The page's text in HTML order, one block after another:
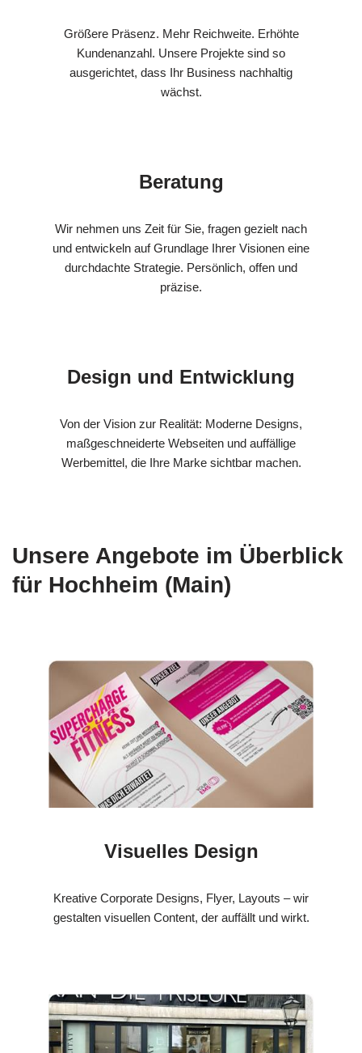
Größere Präsenz. Mehr Reichweite. Erhöhte
Kundenanzahl. Unsere Projekte sind so
ausgerichtet, dass Ihr Business nachhaltig
wächst.
Beratung
Wir nehmen uns Zeit für Sie, fragen gezielt nach
und entwickeln auf Grundlage Ihrer Visionen eine
durchdachte Strategie. Persönlich, offen und
präzise.
Design und Entwicklung
Von der Vision zur Realität: Moderne Designs,
maßgeschneiderte Webseiten und auffällige
Werbemittel, die Ihre Marke sichtbar machen.
Unsere Angebote im Überblick
für Hochheim (Main)
Visuelles Design
Kreative Corporate Designs, Flyer, Layouts – wir
gestalten visuellen Content, der auffällt und wirkt.